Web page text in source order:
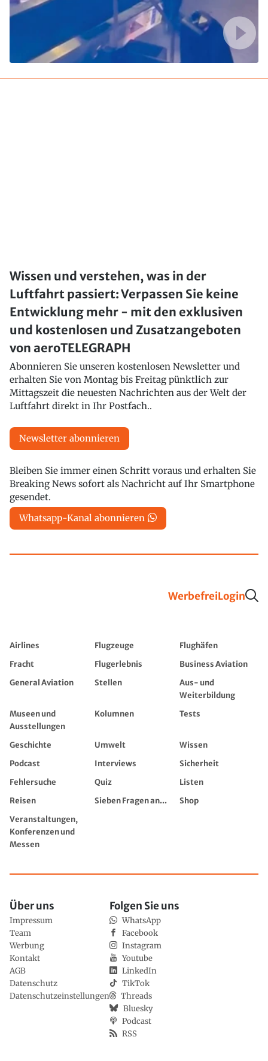
Wissen und verstehen, was in der
Luftfahrt passiert: Verpassen Sie keine
Entwicklung mehr - mit den exklusiven
und kostenlosen und Zusatzangeboten
von aeroTELEGRAPH
Abonnieren Sie unseren kostenlosen Newsletter und
erhalten Sie von Montag bis Freitag pünktlich zur
Mittagszeit die neuesten Nachrichten aus der Welt der
Luftfahrt direkt in Ihr Postfach..
Newsletter abonnieren
Bleiben Sie immer einen Schritt voraus und erhalten Sie
Breaking News sofort als Nachricht auf Ihr Smartphone
gesendet.
Whatsapp-Kanal abonnieren
WerbefreiLogin
Airlines Flugzeuge
Flughäfen
Fracht
Flugerlebnis
Business Aviation
General Aviation
Stellen
Aus- und
Weiterbildung
Museen und
Ausstellungen
Kolumnen Tests
Geschichte Umwelt
Wissen
Podcast
Interviews
Sicherheit
Fehlersuche
Quiz
Listen
Reisen
Sieben Fragen an...
Shop
Veranstaltungen,
Konferenzen und
Messen
Über uns
Impressum
Team
Werbung
Kontakt
AGB
Datenschutz
Datenschutzeinstellungen
Folgen Sie uns
WhatsApp
Facebook
Instagram
Youtube
LinkedIn
TikTok
Threads
Bluesky
Podcast
RSS